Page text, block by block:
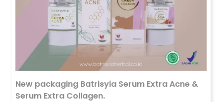
New packaging Batrisyia Serum Extra Acne &
Serum Extra Collagen.